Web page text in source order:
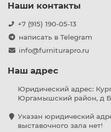
Наши контакты
+7 (915) 190-05-13
написать в Telegram
info@furniturapro.ru
Наш адрес
Юридический адрес:
Юргамышский район, д
Указан юридический
выставочного зала нет!